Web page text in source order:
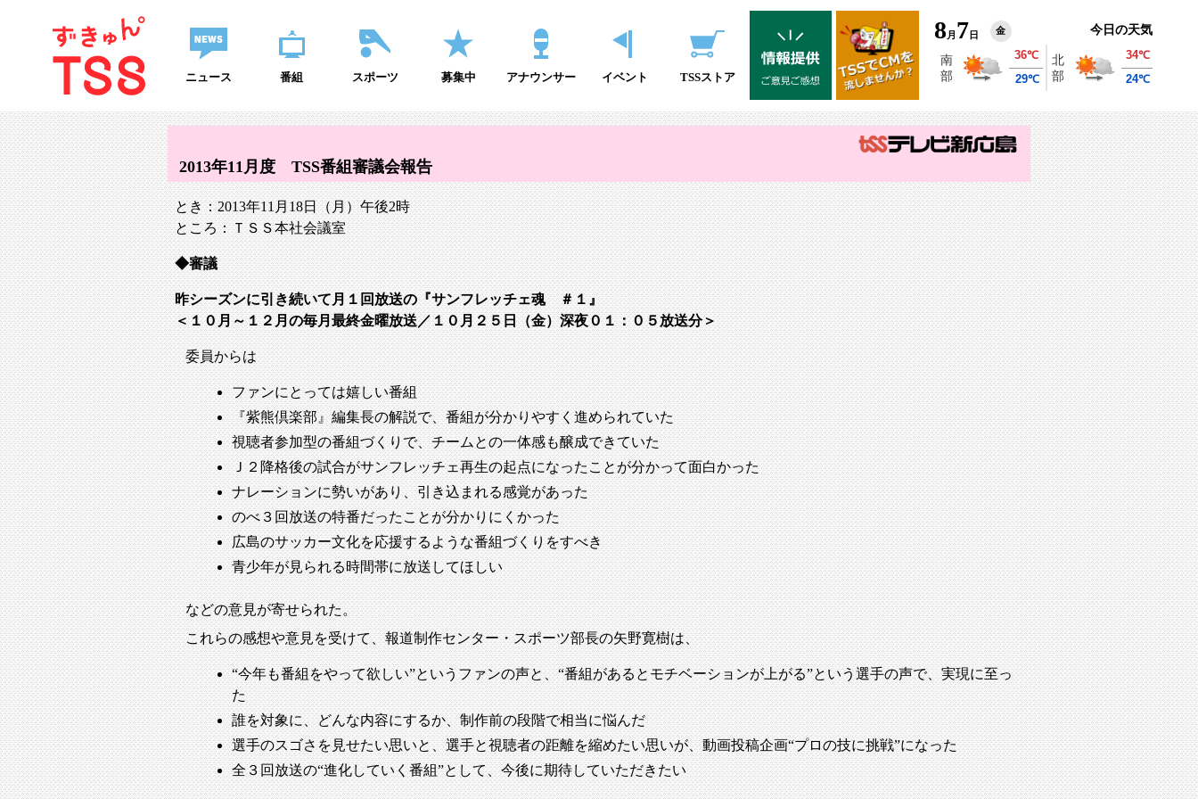
ニュース 番組 スポーツ 募集中 アナウンサー イベント TSSストア
8 月 7 日 金 今日の天気
2013年11月度 TSS番組審議会報告
とき：2013年11月18日（月）午後2時
ところ：ＴＳＳ本社会議室
審議
昨シーズンに引き続いて月１回放送の『サンフレッチェ魂 ＃１』
＜１０月～１２月の毎月最終金曜放送／１０月２５日（金）深夜０１：０５放送分＞
委員からは
ファンにとっては嬉しい番組
『紫熊倶楽部』編集長の解説で、番組が分かりやすく進められていた
視聴者参加型の番組づくりで、チームとの一体感も醸成できていた
Ｊ２降格後の試合がサンフレッチェ再生の起点になったことが分かって面白かった
ナレーションに勢いがあり、引き込まれる感覚があった
のべ３回放送の特番だったことが分かりにくかった
広島のサッカー文化を応援するような番組づくりをすべき
青少年が見られる時間帯に放送してほしい
などの意見が寄せられた。
これらの感想や意見を受けて、報道制作センター・スポーツ部長の矢野寛樹は、
“今年も番組をやって欲しい”というファンの声と、“番組があるとモチベーションが上がる”という選手の声で、実現に至っ
た
誰を対象に、どんな内容にするか、制作前の段階で相当に悩んだ
選手のスゴさを見せたい思いと、選手と視聴者の距離を縮めたい思いが、動画投稿企画“プロの技に挑戦”になった
全３回放送の“進化していく番組”として、今後に期待していただきたい